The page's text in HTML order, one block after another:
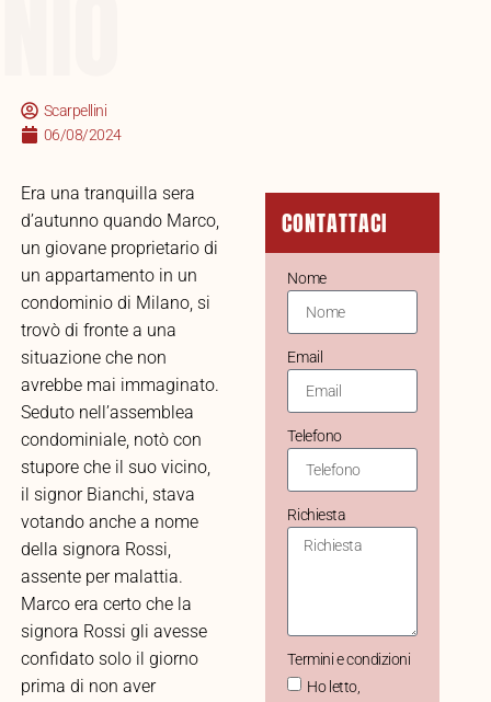
Scarpellini
06/08/2024
Era una tranquilla sera
d’autunno quando Marco,
un giovane proprietario di
un appartamento in un
condominio di Milano, si
trovò di fronte a una
situazione che non
avrebbe mai immaginato.
Seduto nell’assemblea
condominiale, notò con
stupore che il suo vicino,
il signor Bianchi, stava
votando anche a nome
della signora Rossi,
assente per malattia.
Marco era certo che la
signora Rossi gli avesse
confidato solo il giorno
prima di non aver
CONTATTACI
Nome
Email
Telefono
Richiesta
Termini e condizioni
Ho letto,